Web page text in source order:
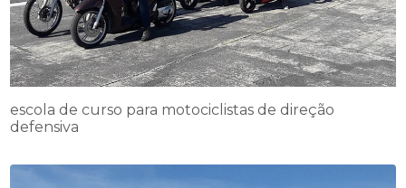
escola de curso para motociclistas de direção
defensiva